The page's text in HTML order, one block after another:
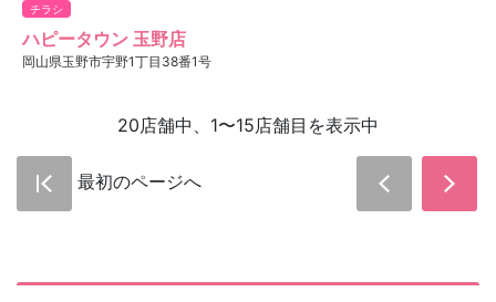
チラシ
ハピータウン 玉野店
岡山県玉野市宇野1丁目38番1号
20店舗中、1〜15店舗目を表示中
最初のページへ